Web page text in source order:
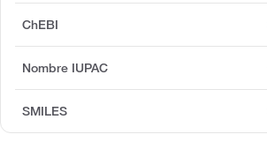
ChEBI
Nombre IUPAC
SMILES